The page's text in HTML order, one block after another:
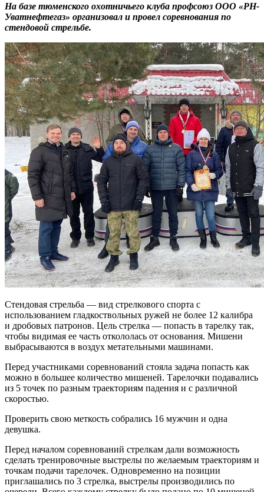
На базе тюменского охотничьего клуба профсоюз ООО «РН-
Уватнефтегаз» организовал и провел соревнования по
стендовой стрельбе.
Стендовая стрельба — вид стрелкового спорта с
использованием гладкоствольных ружей не более 12 калибра
и дробовых патронов. Цель стрелка — попасть в тарелку так,
чтобы видимая ее часть откололась от основания. Мишени
выбрасываются в воздух метательными машинами.
Перед участниками соревнований стояла задача попасть как
можно в большее количество мишеней. Тарелочки подавались
из 5 точек по разным траекториям падения и с различной
скоростью.
Проверить свою меткость собрались 16 мужчин и одна
девушка.
Перед началом соревнований стрелкам дали возможность
сделать тренировочные выстрелы по желаемым траекториям и
точкам подачи тарелочек. Одновременно на позиции
приглашались по 3 стрелка, выстрелы производились по